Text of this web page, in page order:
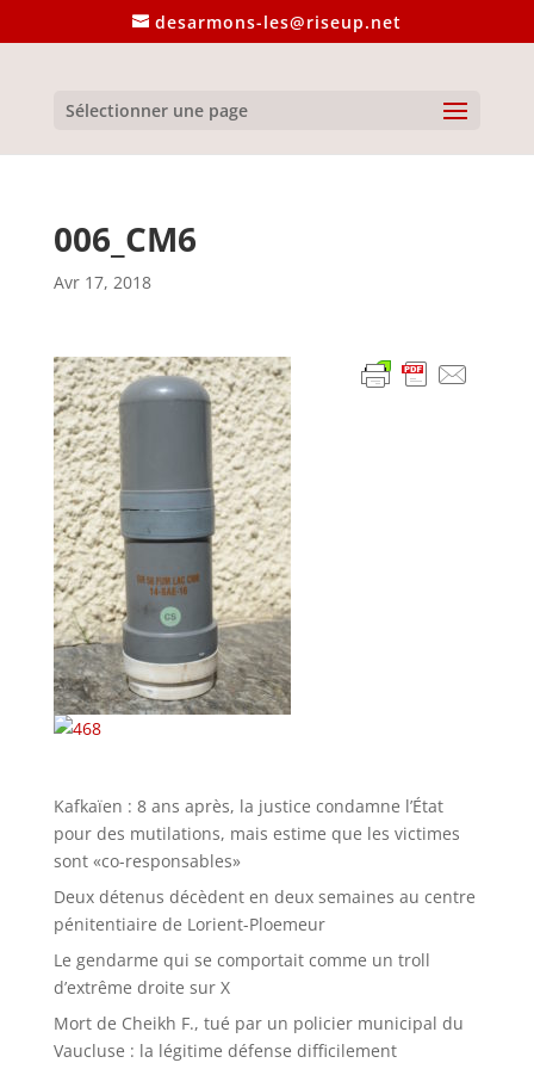
desarmons-les@riseup.net
Sélectionner une page
006_CM6
Avr 17, 2018
Kafkaïen : 8 ans après, la justice condamne l’État
pour des mutilations, mais estime que les victimes
sont «co-responsables»
Deux détenus décèdent en deux semaines au centre
pénitentiaire de Lorient-Ploemeur
Le gendarme qui se comportait comme un troll
d’extrême droite sur X
Mort de Cheikh F., tué par un policier municipal du
Vaucluse : la légitime défense difficilement